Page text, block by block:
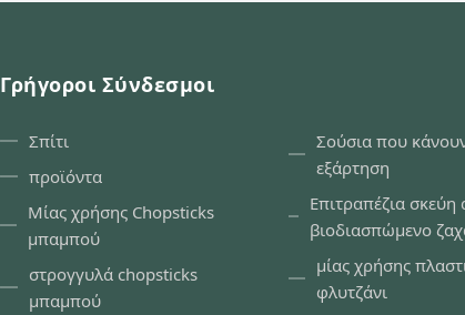
Γρήγοροι Σύνδεσμοι
Σπίτι
προϊόντα
Μίας χρήσης Chopsticks
μπαμπού
στρογγυλά chopsticks
μπαμπού
Σούσια που
εξάρτηση
Επιτραπέζια σκεύη
βιοδιασπώμενο
μίας χρήσης
φλυτζάνι